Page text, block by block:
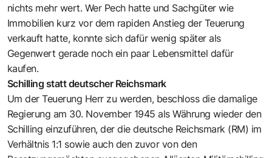
nichts mehr wert. Wer Pech hatte und Sachgüter wie
Immobilien kurz vor dem rapiden Anstieg der Teuerung
verkauft hatte, konnte sich dafür wenig später als
Gegenwert gerade noch ein paar Lebensmittel dafür
kaufen.
Schilling statt deutscher Reichsmark
Um der Teuerung Herr zu werden, beschloss die damalige
Regierung am 30. November 1945 als Währung wieder den
Schilling einzuführen, der die deutsche Reichsmark (RM) im
Verhältnis 1:1 sowie auch den zuvor von den